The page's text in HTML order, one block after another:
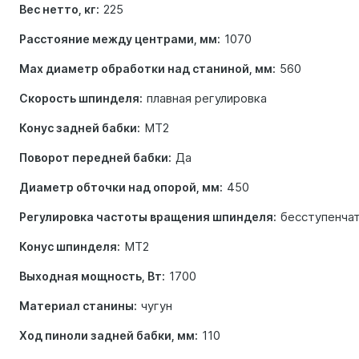
Вес нетто, кг: 225
Расстояние между центрами, мм: 1070
Max диаметр обработки над станиной, мм: 560
Скорость шпинделя: плавная регулировка
Конус задней бабки: МТ2
Поворот передней бабки: Да
Диаметр обточки над опорой, мм: 450
Регулировка частоты вращения шпинделя:
Конус шпинделя: МТ2
Выходная мощность, Вт: 1700
Материал станины: чугун
Ход пиноли задней бабки, мм: 110